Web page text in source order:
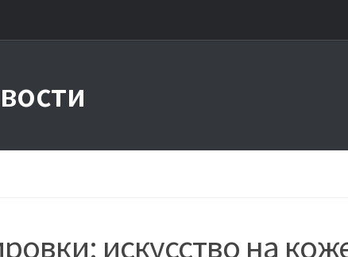
искусство на